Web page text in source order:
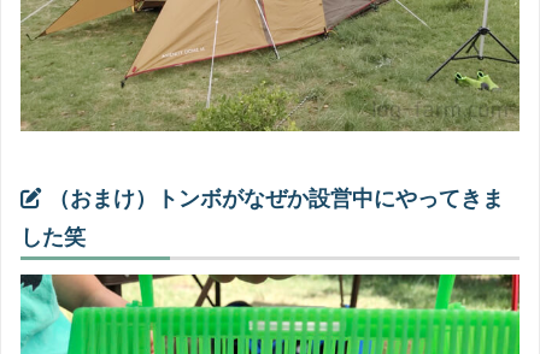
（おまけ）トンボがなぜか設営中にやってきま
した笑